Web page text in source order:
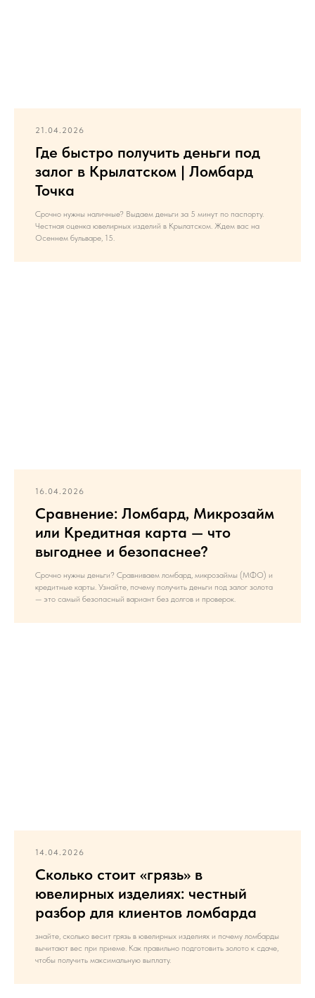
21.04.2026
Где быстро получить деньги под
залог в Крылатском | Ломбард
Точка
Срочно нужны наличные? Выдаем деньги за 5 минут по паспорту.
Честная оценка ювелирных изделий в Крылатском. Ждем вас на
Осеннем бульваре, 15.
16.04.2026
Сравнение: Ломбард, Микрозайм
или Кредитная карта — что
выгоднее и безопаснее?
Срочно нужны деньги? Сравниваем ломбард, микрозаймы (МФО) и
кредитные карты. Узнайте, почему получить деньги под залог золота
— это самый безопасный вариант без долгов и проверок.
14.04.2026
Сколько стоит «грязь» в
ювелирных изделиях: честный
разбор для клиентов ломбарда
знайте, сколько весит грязь в ювелирных изделиях и почему ломбарды
вычитают вес при приеме. Как правильно подготовить золото к сдаче,
чтобы получить максимальную выплату.